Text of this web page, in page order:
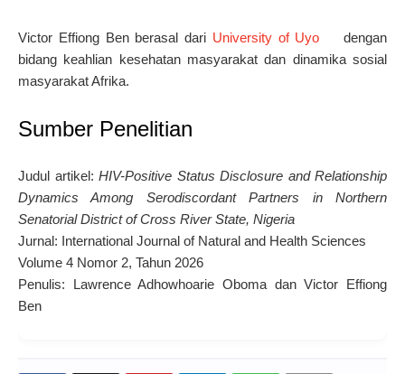
Victor Effiong Benberasal dari University of Uyo
dengan
bidang keahlian kesehatan masyarakat dan dinamika sosial
masyarakat Afrika.
Sumber Penelitian
Judul artikel: HIV-Positive Status Disclosure and Relationship
Dynamics Among Serodiscordant Partners in Northern
Senatorial District of Cross River State, Nigeria
Jurnal: International Journal of Natural and Health Sciences
Volume 4 Nomor 2, Tahun 2026
Penulis: Lawrence Adhowhoarie Oboma dan Victor Effiong
Ben